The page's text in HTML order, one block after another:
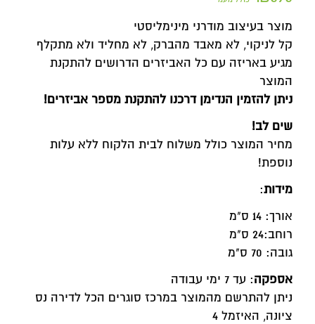
מוצר בעיצוב מודרני מינימליסטי
קל לניקוי, לא מאבד מהברק, לא מחליד ולא מתקלף
מגיע באריזה עם כל האביזרים הדרושים להתקנת
המוצר
ניתן להזמין הנדימן דרכנו להתקנת מספר אביזרים!
שים לב!
מחיר המוצר כולל משלוח לבית הלקוח ללא עלות
נוספת!
מידות:
אורך: 14 ס"מ
רוחב:24 ס"מ
גובה: 70 ס"מ
אספקה: עד 7 ימי עבודה
ניתן להתרשם מהמוצר במרכז סוגרים הכל לדירה נס
ציונה, האיזמל 4